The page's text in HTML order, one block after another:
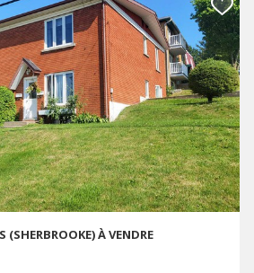
(SHERBROOKE) À VENDRE